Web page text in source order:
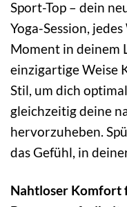
Sport-Top – dein
Yoga-Session,
Moment in deinem
einzigartige Weise
Stil, um dich
gleichzeitig deine
hervorzuheben.
das Gefühl, in
Nahtloser Komfort